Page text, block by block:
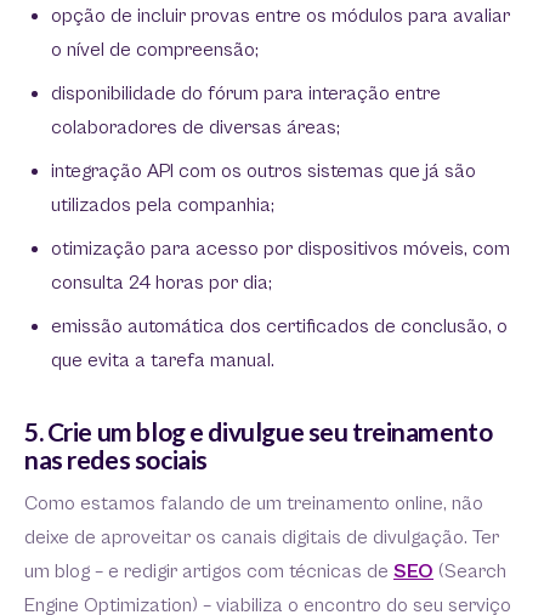
opção de incluir provas entre os módulos para avaliar
o nível de compreensão;
disponibilidade do fórum para interação entre
colaboradores de diversas áreas;
integração API com os outros sistemas que já são
utilizados pela companhia;
otimização para acesso por dispositivos móveis, com
consulta 24 horas por dia;
emissão automática dos certificados de conclusão, o
que evita a tarefa manual.
5. Crie um blog e divulgue seu treinamento
nas redes sociais
Como estamos falando de um treinamento online, não
deixe de aproveitar os canais digitais de divulgação. Ter
um blog – e redigir artigos com técnicas de SEO (Search
Engine Optimization) – viabiliza o encontro do seu serviço